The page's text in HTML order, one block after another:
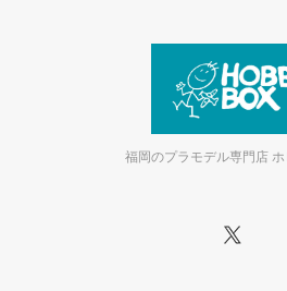
福岡のプラモデル専門店